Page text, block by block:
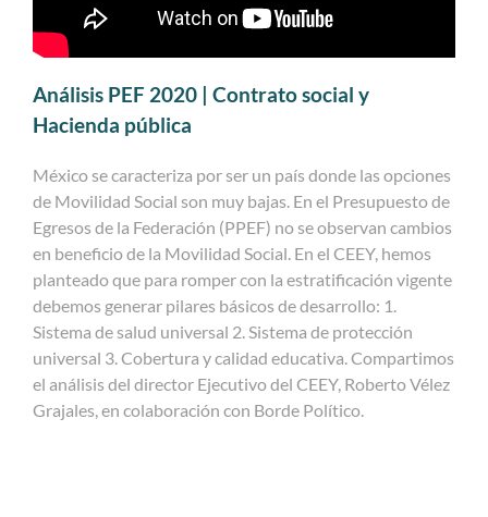
Análisis PEF 2020 | Contrato social y
Hacienda pública
México se caracteriza por ser un país donde las opciones
de Movilidad Social son muy bajas. En el Presupuesto de
Egresos de la Federación (PPEF) no se observan cambios
en beneficio de la Movilidad Social. En el CEEY, hemos
planteado que para romper con la estratificación vigente
debemos generar pilares básicos de desarrollo: 1.
Sistema de salud universal 2. Sistema de protección
universal 3. Cobertura y calidad educativa. Compartimos
el análisis del director Ejecutivo del CEEY, Roberto Vélez
Grajales, en colaboración con Borde Político.